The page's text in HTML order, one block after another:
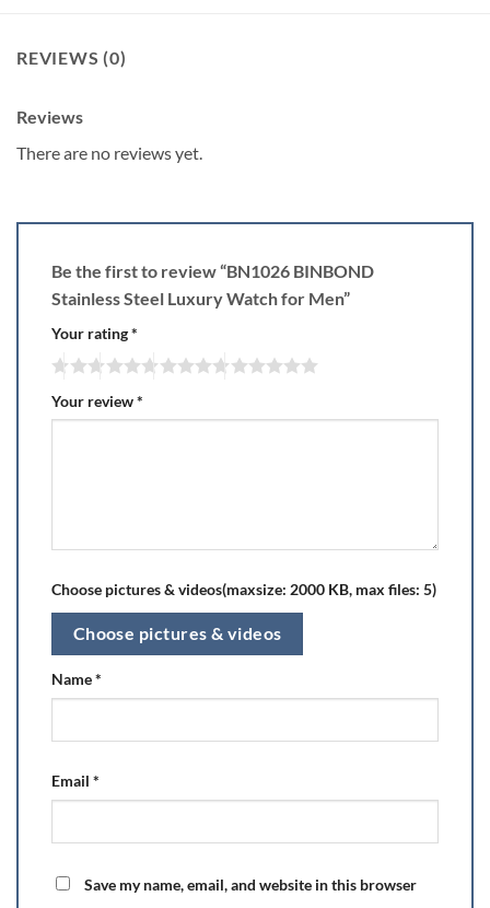
REVIEWS (0)
Reviews
There are no reviews yet.
Be the first to review “BN1026 BINBOND
Stainless Steel Luxury Watch for Men”
Your rating*
Your review*
Choose pictures & videos(maxsize: 2000 KB, max files: 5)
Choose pictures & videos
Name*
Email *
Save my name, email, and website in this browser